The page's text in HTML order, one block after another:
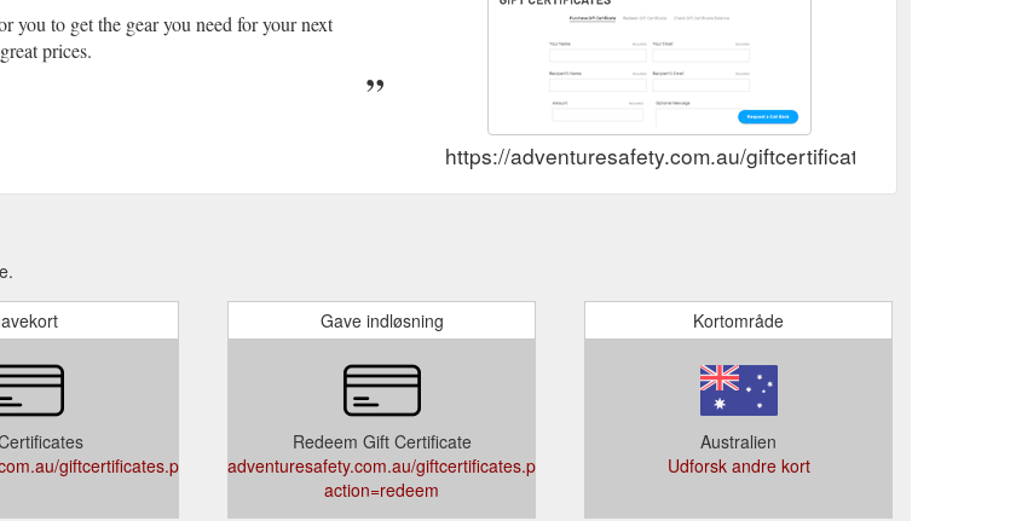
you to get the gear you need for your next
prices.
https://adventuresafety.com.au/giftcertificates.php
giftcertificates.php
Gave indløsning
Redeem Gift Certificate
adventuresafety.com.au/giftcertificates.php?
action=redeem
Kortområde
Australien
Udforsk andre kort